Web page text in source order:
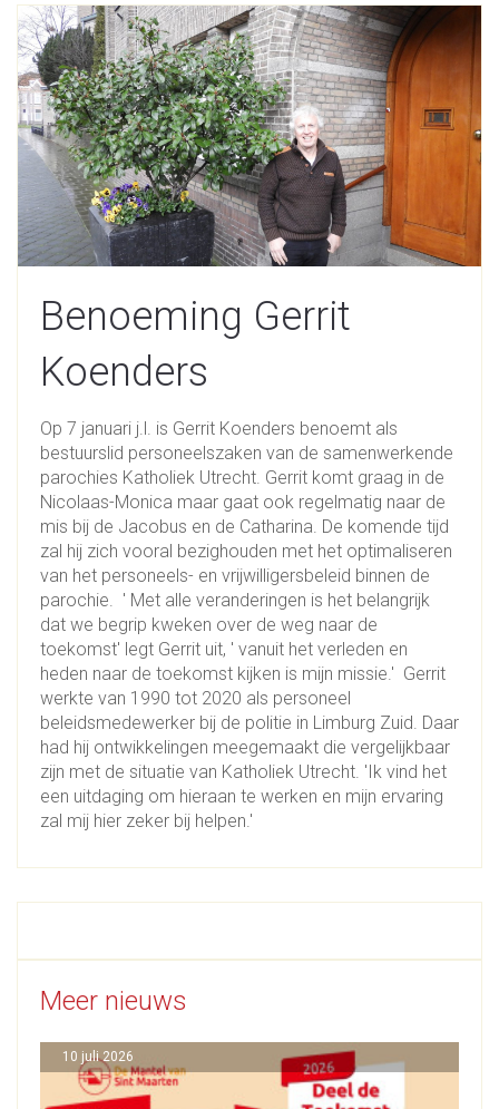
Benoeming Gerrit
Koenders
Op 7 januari j.l. is Gerrit Koenders benoemt als
bestuurslid personeelszaken van de samenwerkende
parochies Katholiek Utrecht. Gerrit komt graag in de
Nicolaas-Monica maar gaat ook regelmatig naar de
mis bij de Jacobus en de Catharina. De komende tijd
zal hij zich vooral bezighouden met het optimaliseren
van het personeels- en vrijwilligersbeleid binnen de
parochie. ' Met alle veranderingen is het belangrijk
dat we begrip kweken over de weg naar de
toekomst' legt Gerrit uit, ' vanuit het verleden en
heden naar de toekomst kijken is mijn missie.' Gerrit
werkte van 1990 tot 2020 als personeel
beleidsmedewerker bij de politie in Limburg Zuid. Daar
had hij ontwikkelingen meegemaakt die vergelijkbaar
zijn met de situatie van Katholiek Utrecht. 'Ik vind het
een uitdaging om hieraan te werken en mijn ervaring
zal mij hier zeker bij helpen.'
Meer nieuws
10 juli 2026